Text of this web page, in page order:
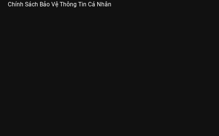
Chính Sách Bảo Vệ Thông Tin Cá Nhân